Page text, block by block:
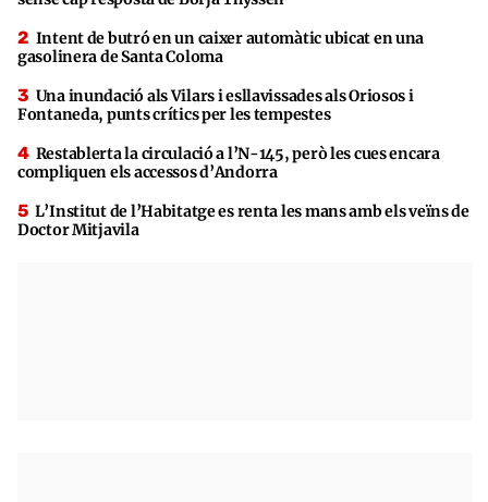
Intent de butró en un caixer automàtic ubicat en una
gasolinera de Santa Coloma
Una inundació als Vilars i esllavissades als Oriosos i
Fontaneda, punts crítics per les tempestes
Restablerta la circulació a l’N-145, però les cues encara
compliquen els accessos d’Andorra
L’Institut de l’Habitatge es renta les mans amb els veïns de
Doctor Mitjavila